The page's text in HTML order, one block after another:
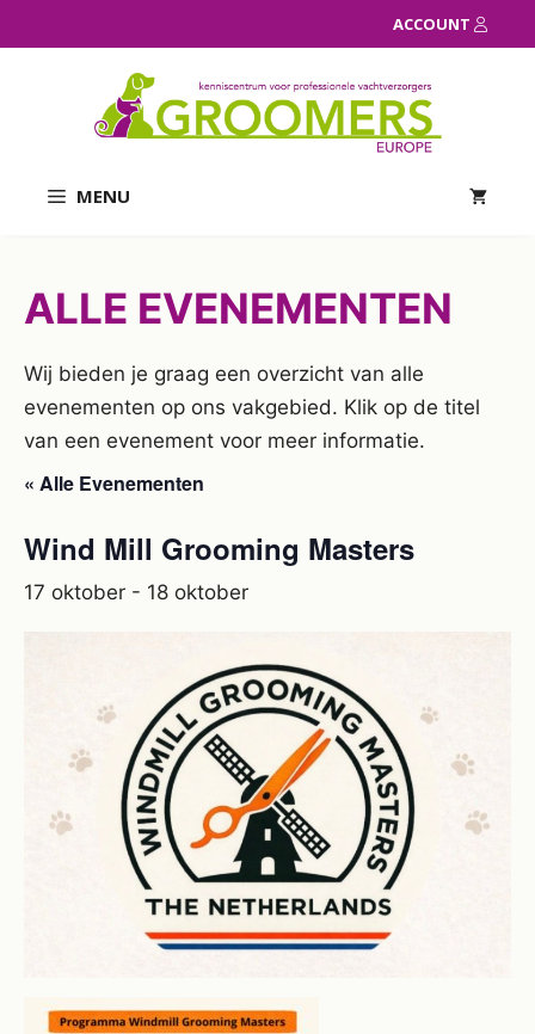
naar
ACCOUNT
MENU
ALLE EVENEMENTEN
Wij bieden je graag een overzicht van alle
evenementen op ons vakgebied. Klik op de titel
van een evenement voor meer informatie.
« Alle Evenementen
Wind Mill Grooming Masters
17 oktober - 18 oktober